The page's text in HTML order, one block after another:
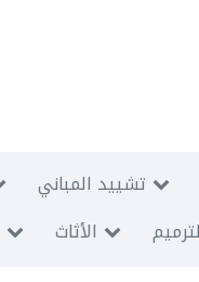
تشييد المباني
الأثاث